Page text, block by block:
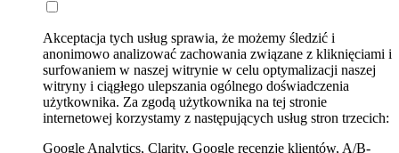
Akceptacja tych usług sprawia, że możemy śledzić i
anonimowo analizować zachowania związane z kliknięciami i
surfowaniem w naszej witrynie w celu optymalizacji naszej
witryny i ciągłego ulepszania ogólnego doświadczenia
użytkownika. Za zgodą użytkownika na tej stronie
internetowej korzystamy z następujących usług stron trzecich:
Google Analytics, Clarity, Google recenzje klientów, A/B-